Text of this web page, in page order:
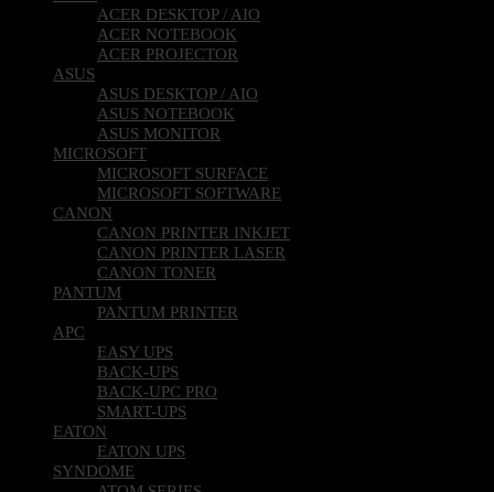
ACER DESKTOP / AIO
ACER NOTEBOOK
ACER PROJECTOR
ASUS
ASUS DESKTOP / AIO
ASUS NOTEBOOK
ASUS MONITOR
MICROSOFT
MICROSOFT SURFACE
MICROSOFT SOFTWARE
CANON
CANON PRINTER INKJET
CANON PRINTER LASER
CANON TONER
PANTUM
PANTUM PRINTER
APC
EASY UPS
BACK-UPS
BACK-UPC PRO
SMART-UPS
EATON
EATON UPS
SYNDOME